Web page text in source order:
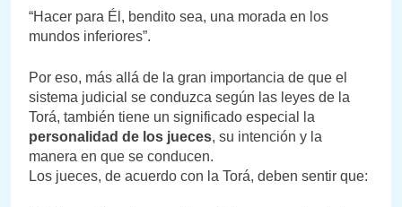
“Hacer para Él, bendito sea, una morada en los
mundos inferiores”.
Por eso, más allá de la gran importancia de que el
sistema judicial se conduzca según las leyes de la
Torá, también tiene un significado especial la
personalidad de los jueces, su intención y la
manera en que se conducen.
Los jueces, de acuerdo con la Torá, deben sentir que: